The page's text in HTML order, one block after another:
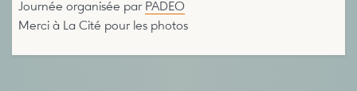
Journée organisée par PADEO
Merci à La Cité pour les photos